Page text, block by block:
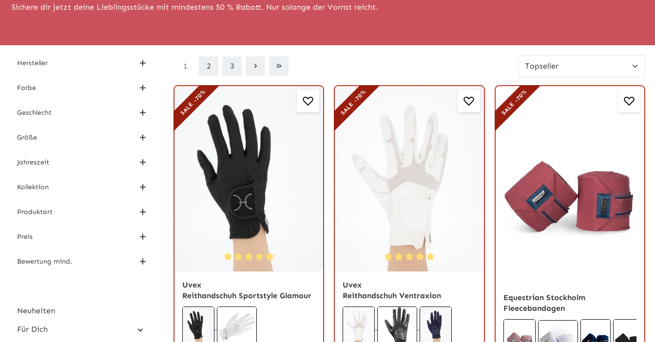
Sichere dir jetzt deine Lieblingsstücke mit mindestens 50 % Rabatt. Nur solange der Vorrat reicht.
Hersteller
Farbe
Geschlecht
Größe
Jahreszeit
Kollektion
Produktart
Preis
Bewertung mind.
Neuheiten
Für Dich
Seite
1
Seite
2
Seite
3
SALE -70%
Durchschnittliche Bewertung von 5 von 5 Sternen
Uvex
Reithandschuh Sportstyle Glamour
SALE -70%
Durchschnittliche Bewertung von 5 von 5 Sternen
Uvex
Reithandschuh Ventraxion
SALE -70%
Equestrian Stockholm
Fleecebandagen